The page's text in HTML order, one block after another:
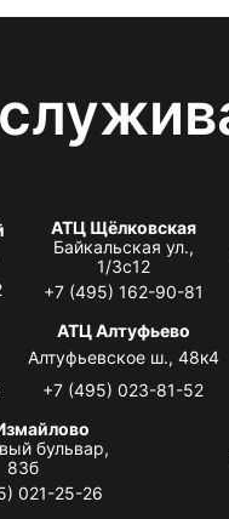
АТЦ Щёлковская
Байкальская ул.,
1/3с12
+7 (495) 162-90-81
АТЦ Алтуфьево
Алтуфьевское ш., 48к4
+7 (495) 023-81-52
бульвар,
83б
021-25-26